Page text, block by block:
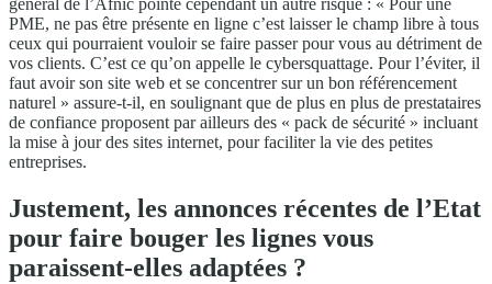
général de l’Afnic pointe cependant un autre risque : « Pour une
PME, ne pas être présente en ligne c’est laisser le champ libre à tous
ceux qui pourraient vouloir se faire passer pour vous au détriment de
vos clients. C’est ce qu’on appelle le cybersquattage. Pour l’éviter, il
faut avoir son site web et se concentrer sur un bon référencement
naturel » assure-t-il, en soulignant que de plus en plus de prestataires
de confiance proposent par ailleurs des « pack de sécurité » incluant
la mise à jour des sites internet, pour faciliter la vie des petites
entreprises.
Justement, les annonces récentes de l’Etat
pour faire bouger les lignes vous
paraissent-elles adaptées ?